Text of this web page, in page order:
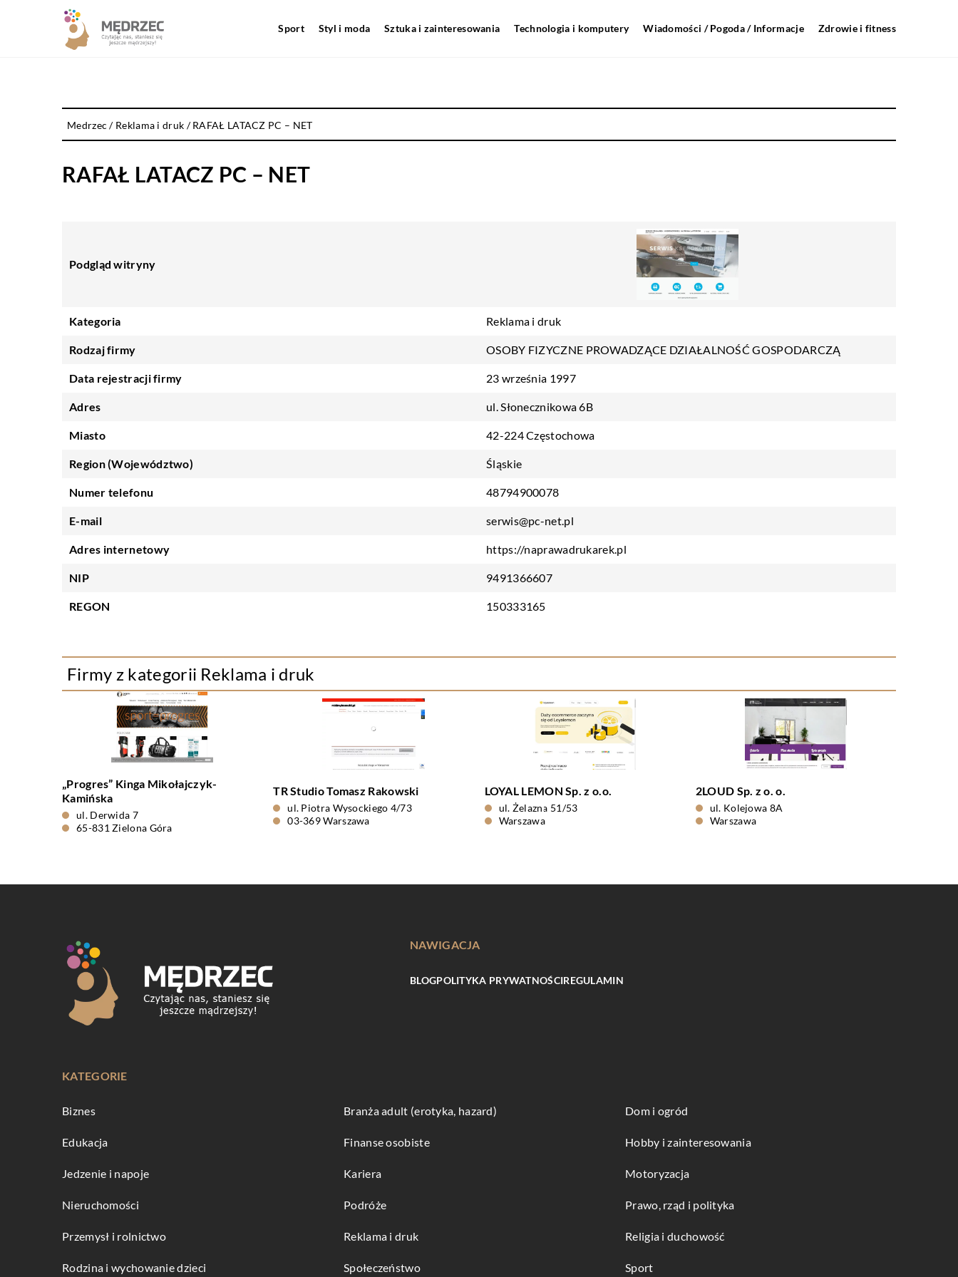
Sport Styl i moda Sztuka i zainteresowania Technologia i komputery Wiadomości / Pogoda / Informacje Zdrowie i fitness
Medrzec / Reklama i druk /RAFAŁ LATACZ PC – NET
RAFAŁ LATACZ PC – NET
Podgląd witryny
Kategoria Reklama i druk
Rodzaj firmy OSOBY FIZYCZNE PROWADZĄCE DZIAŁALNOŚĆ GOSPODARCZĄ
Data rejestracji firmy 23 września 1997
Adres ul. Słonecznikowa 6B
Miasto 42-224 Częstochowa
Region (Województwo) Śląskie
Numer telefonu 48794900078
E-mail serwis@pc-net.pl
Adres internetowy https://naprawadrukarek.pl
NIP 9491366607
REGON 150333165
Firmy z kategorii Reklama i druk
„Progres” Kinga Mikołajczyk-
Kamińska
ul. Derwida 7
65-831 Zielona Góra
TR Studio Tomasz Rakowski
ul. Piotra Wysockiego 4/73
03-369 Warszawa
LOYAL LEMON Sp. z o.o.
ul. Żelazna 51/53
Warszawa
2LOUD Sp. z o. o.
ul. Kolejowa 8A
Warszawa
NAWIGACJA
BLOGPOLITYKA PRYWATNOŚCIREGULAMIN
KATEGORIE
Biznes Branża adult (erotyka, hazard) Dom i ogród
Edukacja Finanse osobiste Hobby i zainteresowania
Jedzenie i napoje Kariera Motoryzacja
Nieruchomości Podróże Prawo, rząd i polityka
Przemysł i rolnictwo Reklama i druk Religia i duchowość
Rodzina i wychowanie dzieci Społeczeństwo Sport